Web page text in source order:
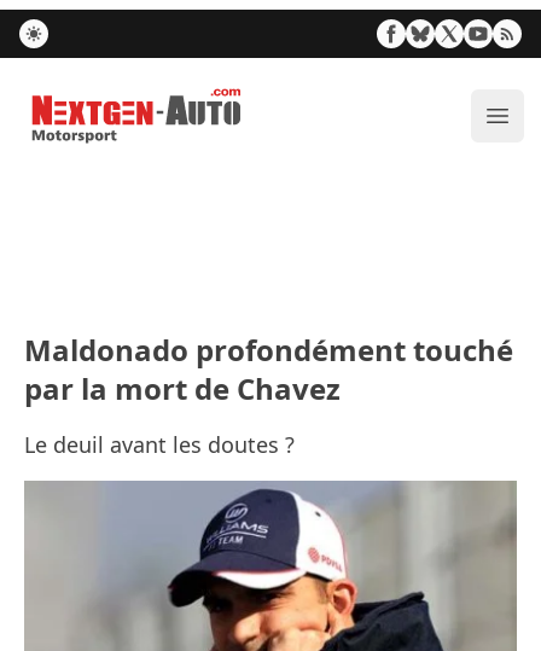
Nextgen-Auto.com
Maldonado profondément touché
par la mort de Chavez
Le deuil avant les doutes ?